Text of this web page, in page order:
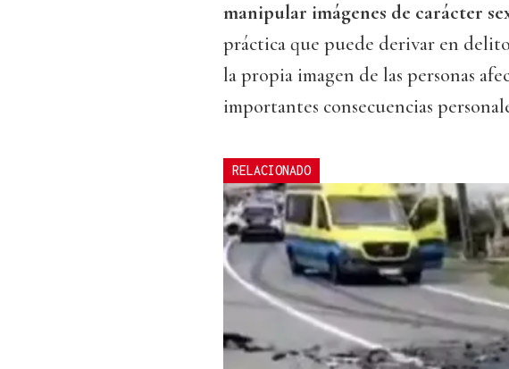
manipular imágenes de carácter
práctica que puede derivar en
la propia imagen de las personas
importantes consecuencias
RELACIONADO